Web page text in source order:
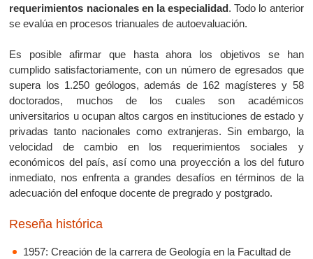
requerimientos nacionales en la especialidad. Todo lo anterior
se evalúa en procesos trianuales de autoevaluación.
Es posible afirmar que hasta ahora los objetivos se han
cumplido satisfactoriamente, con un número de egresados que
supera los 1.250 geólogos, además de 162 magísteres y 58
doctorados, muchos de los cuales son académicos
universitarios u ocupan altos cargos en instituciones de estado y
privadas tanto nacionales como extranjeras. Sin embargo, la
velocidad de cambio en los requerimientos sociales y
económicos del país, así como una proyección a los del futuro
inmediato, nos enfrenta a grandes desafíos en términos de la
adecuación del enfoque docente de pregrado y postgrado.
Reseña histórica
1957: Creación de la carrera de Geología en la Facultad de